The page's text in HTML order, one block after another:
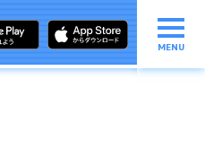
MENU